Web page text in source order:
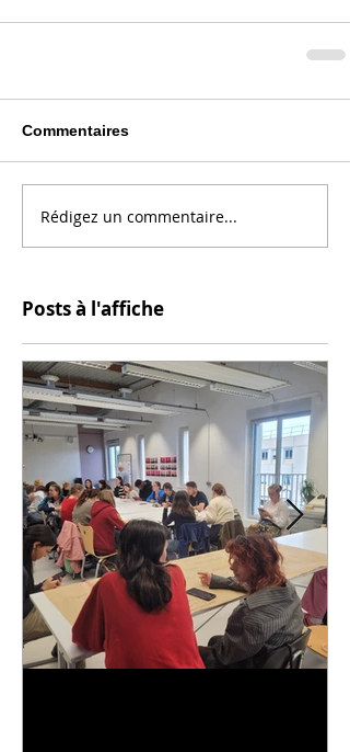
Commentaires
Rédigez un commentaire...
Posts à l'affiche